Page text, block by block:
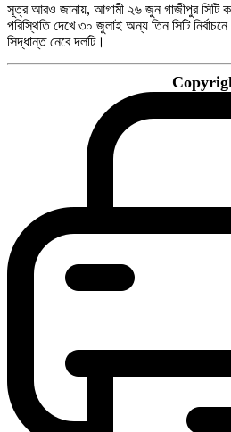
সূত্র আরও জানায়, আগামী ২৬ জুন গাজীপুর সিটি
পরিস্থিতি দেখে ৩০ জুলাই অন্য তিন সিটি নির্বাচনে
সিদ্ধান্ত নেবে দলটি।